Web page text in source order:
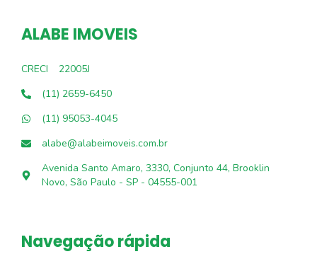
ALABE IMOVEIS
CRECI
22005J
(11) 2659-6450
(11) 95053-4045
alabe@alabeimoveis.com.br
Avenida Santo Amaro, 3330, Conjunto 44, Brooklin
Novo, São Paulo - SP - 04555-001
Navegação rápida